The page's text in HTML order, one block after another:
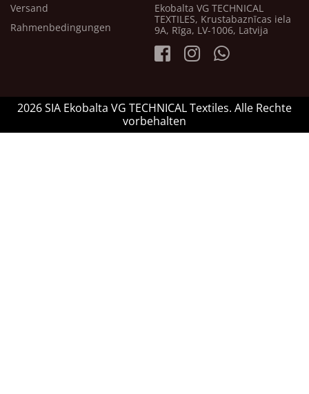
Versand
Rahmenbedingungen
Ekobalta VG TECHNICAL
TEXTILES, Krustabaznīcas iela
9A, Rīga, LV-1006, Latvija
2026 SIA Ekobalta VG TECHNICAL Textiles. Alle Rechte
vorbehalten